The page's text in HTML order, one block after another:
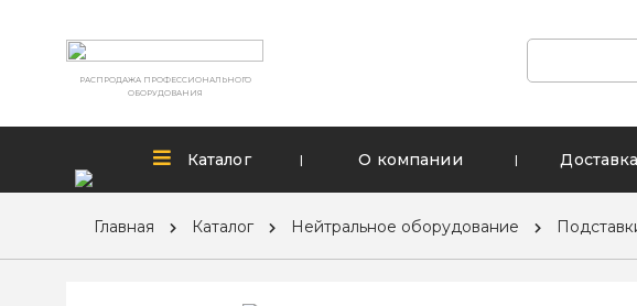
РАСПРОДАЖА ПРОФЕССИОНАЛЬНОГО
ОБОРУДОВАНИЯ
Каталог | О компании | Доставка
Главная Каталог Нейтральное оборудование